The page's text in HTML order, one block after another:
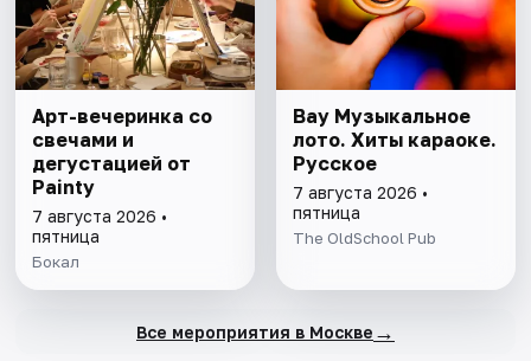
Арт-вечеринка со
свечами и
дегустацией от
Painty
7 августа 2026 •
пятница
Бокал
Вау Музыкальное
лото. Хиты караоке.
Русское
7 августа 2026 •
пятница
The OldSchool Pub
Все мероприятия в Москве →